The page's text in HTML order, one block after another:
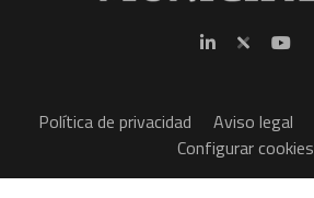
Política de privacidad Aviso legal
Configurar cookies